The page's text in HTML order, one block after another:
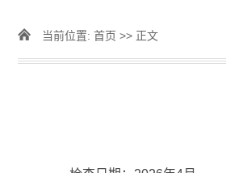
当前位置: 首页 >> 正文